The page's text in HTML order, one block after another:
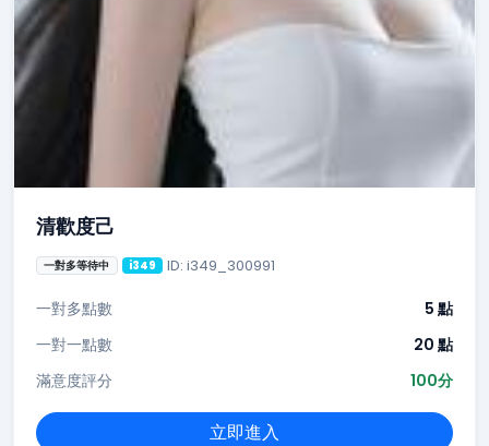
清歡度己
一對多等待中 i349 ID: i349_300991
一對多點數
5 點
一對一點數
20 點
滿意度評分
100分
立即進入